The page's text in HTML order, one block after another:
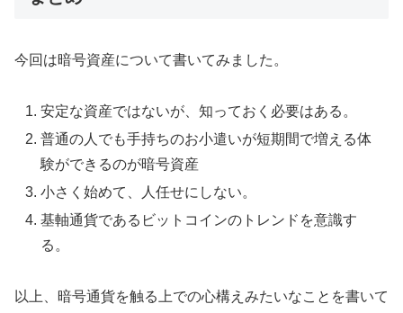
今回は暗号資産について書いてみました。
安定な資産ではないが、知っておく必要はある。
普通の人でも手持ちのお小遣いが短期間で増える体
験ができるのが暗号資産
小さく始めて、人任せにしない。
基軸通貨であるビットコインのトレンドを意識す
る。
以上、暗号通貨を触る上での心構えみたいなことを書いて